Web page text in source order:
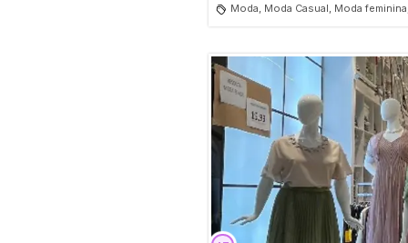
Moda, Moda Casual, Moda